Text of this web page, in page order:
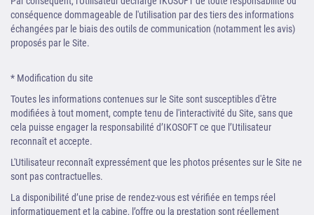
conséquence dommageable de l'utilisation par des tiers des informations
échangées par le biais des outils de communication (notamment les avis)
proposés par le Site.
* Modification du site
Toutes les informations contenues sur le Site sont susceptibles d'être
modifiées à tout moment, compte tenu de l'interactivité du Site, sans que
cela puisse engager la responsabilité d’IKOSOFT ce que l’Utilisateur
reconnaît et accepte.
L'Utilisateur reconnaît expressément que les photos présentes sur le Site ne
sont pas contractuelles.
La disponibilité d’une prise de rendez-vous est vérifiée en temps réel
informatiquement et la cabine, l’offre ou la prestation sont réellement